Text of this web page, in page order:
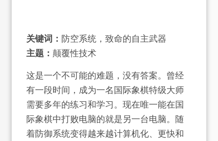
关键词： 防空系统，致命的自主武器
主题： 颠覆性技术
这是一个不可能的难题，没有答案。曾经
有一段时间，成为一名国际象棋特级大师
需要多年的练习和学习。现在唯一能在国
际象棋中打败电脑的就是另一台电脑。随
着防御系统变得越来越计算机化、更快和